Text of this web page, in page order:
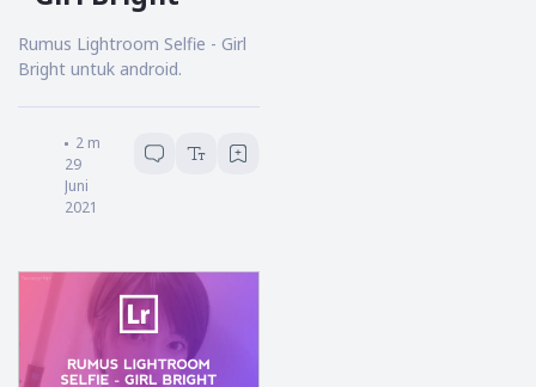
Rumus Lightroom Selfie - Girl
Bright untuk android.
John
2menit baca
29
Juni
2021